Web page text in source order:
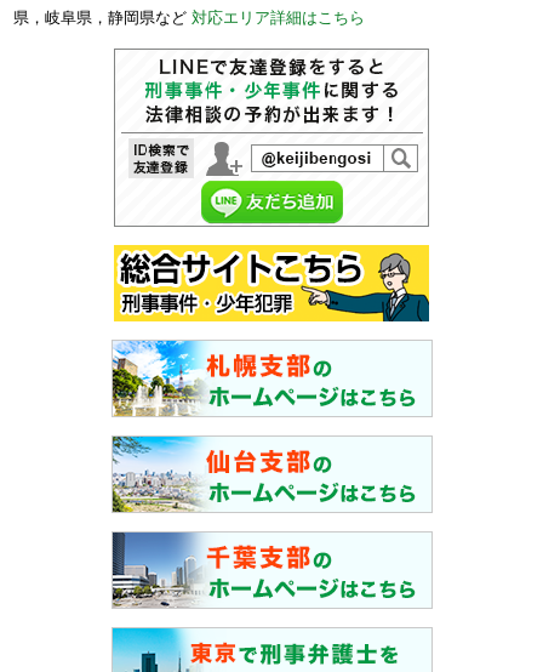
県，岐阜県，静岡県など対応エリア詳細はこちら